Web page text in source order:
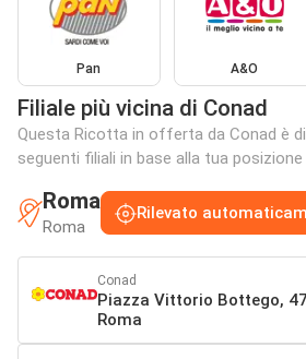
Pan A&O
Filiale più vicina di Conad
Questa Ricotta in offerta da Conad è
seguenti filiali in base alla tua
Roma
Roma
Rilevato
Conad
Piazza Vittorio Bottego,
Roma